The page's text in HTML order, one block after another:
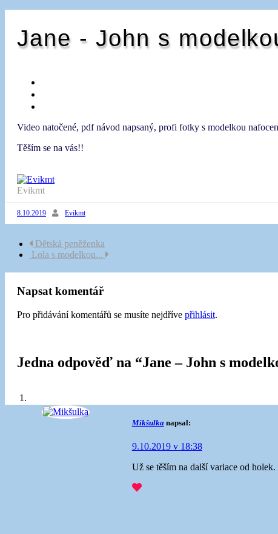
Jane - John s
Video natočené, pdf návod napsaný, profi fotky s modelkou
Těším se na vás!!
Evikmt
8.10.2019 Evikmt
Navigace
příspěvku
Dětská peněženka
Lola s modelkou...
Napsat komentář
Pro přidávání komentářů se musíte nejdříve přihlásit.
Jedna odpověď na “Jane – John s
Mikšulka napsal:
9.10.2019 v 18:38
Už se těším na další variace od